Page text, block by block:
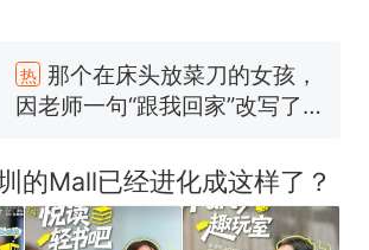
人生
新
搬家报价570元，搬到楼下
交5060元才肯搬上楼！女子傻
号，仅凭视频评出？中国烹饪
协会回应
台风"白海豚"中心附近最大风
力已达15级 最新研判
的Mall已经进化成这样了？